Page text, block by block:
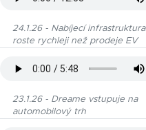
24.1.26 - Nabíjecí infrastruktura
roste rychleji než prodeje EV
23.1.26 - Dreame vstupuje na
automobilový trh